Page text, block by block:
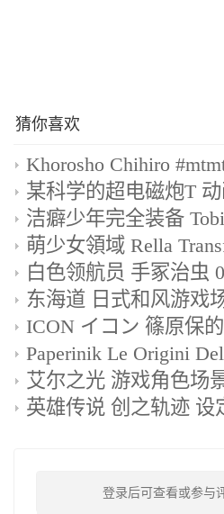
猜你喜欢
某科学的超电磁炮T
东海道 日式和风游戏
ICON イコン 篠原保
英雄传说 创之轨迹 设
登录后可查看或参与